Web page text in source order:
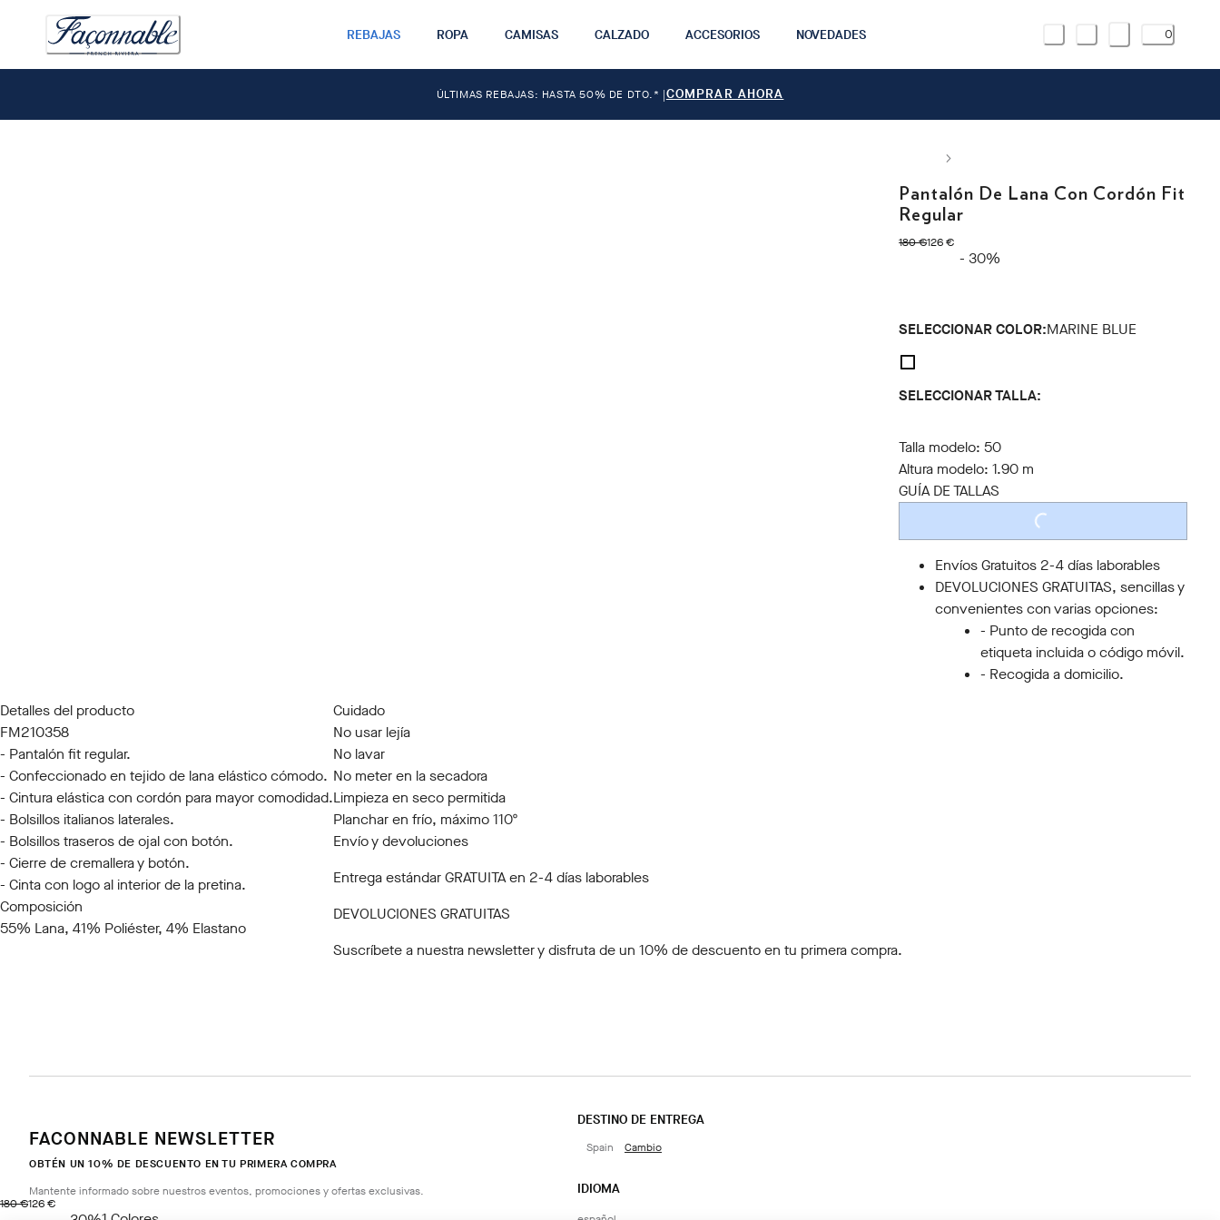
REBAJAS ROPA CAMISAS CALZADO ACCESORIOS NOVEDADES 0
ÚLTIMAS REBAJAS: HASTA 50% DE DTO.* |COMPRAR AHORA
Pantalón De Lana Con Cordón Fit
Regular
180 €
original price 180 €
126 €
precio actual 126 €
- 30%
SELECCIONAR COLOR:MARINE BLUE
SELECCIONAR TALLA:
Talla modelo:50
Altura modelo:1.90 m
GUÍA DE TALLAS
LOADING...
Envíos Gratuitos 2-4 días laborables
DEVOLUCIONES GRATUITAS, sencillas y
convenientes con varias opciones:
- Punto de recogida con
etiqueta incluida o código móvil.
- Recogida a domicilio.
Detalles del producto
FM210358
- Pantalón fit regular.
- Confeccionado en tejido de lana elástico cómodo.
- Cintura elástica con cordón para mayor comodidad.
- Bolsillos italianos laterales.
- Bolsillos traseros de ojal con botón.
- Cierre de cremallera y botón.
- Cinta con logo al interior de la pretina.
Composición
55% Lana, 41% Poliéster, 4% Elastano
Cuidado
No usar lejía
No lavar
No meter en la secadora
Limpieza en seco permitida
Planchar en frío, máximo 110º
Envío y devoluciones
Entrega estándar GRATUITA en 2-4 días laborables
DEVOLUCIONES GRATUITAS
Suscríbete a nuestra newslettery disfruta de un 10% de descuento en tu primera compra.
180 €
original price 180 €
126 €
precio actual 126 €
FACONNABLE NEWSLETTER
OBTÉN UN 10% DE DESCUENTO EN TU PRIMERA COMPRA
Mantente informado sobre nuestros eventos, promociones y ofertas exclusivas.
DESTINO DE ENTREGA
Spain Cambio
IDIOMA